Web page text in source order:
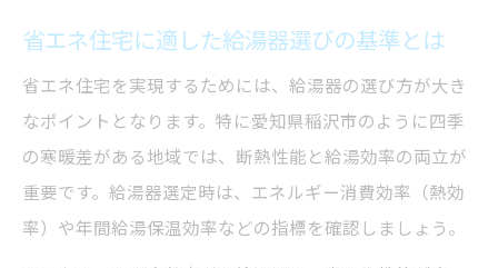
省エネ住宅に適した給湯器選びの基準とは
省エネ住宅を実現するためには、給湯器の選び方が大き
なポイントとなります。特に愛知県稲沢市のように四季
の寒暖差がある地域では、断熱性能と給湯効率の両立が
重要です。給湯器選定時は、エネルギー消費効率（熱効
率）や年間給湯保温効率などの指標を確認しましょう。